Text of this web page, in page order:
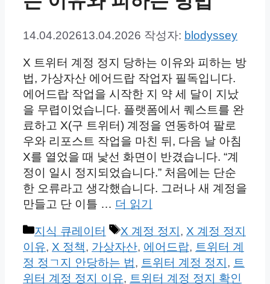
14.04.202613.04.2026 작성자: blodyssey
X 트위터 계정 정지 당하는 이유와 피하는 방
법, 가상자산 에어드랍 작업자 필독입니다.
에어드랍 작업을 시작한 지 약 세 달이 지났
을 무렵이었습니다. 플랫폼에서 퀘스트를 완
료하고 X(구 트위터) 계정을 연동하여 팔로
우와 리포스트 작업을 마친 뒤, 다음 날 아침
X를 열었을 때 낯선 화면이 반겼습니다. “계
정이 일시 정지되었습니다.” 처음에는 단순
한 오류라고 생각했습니다. 그러나 새 계정을
만들고 단 이틀 … 더 읽기
카
테
고
리
지식 큐레이터
태
그
X 계정 정지 , X 계정 정지
이유, X 정책, 가상자산, 에어드랍, 트위터 계
정 정ㄱ지 안당하는 법, 트위터 계정 정지 , 트
위터 계정 정지 이유, 트위터 계정 정지 확인